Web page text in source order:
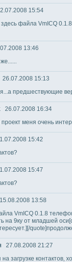
15:54
здесь файла VmICQ
13:46
26.07.2008 15:13
предшествующие
26.07.2008 16:34
меня очень
15:42
15:47
13:58
VmICQ 0.1.8
на 9ку от младшей
27.08.2008 21:27
загрузке